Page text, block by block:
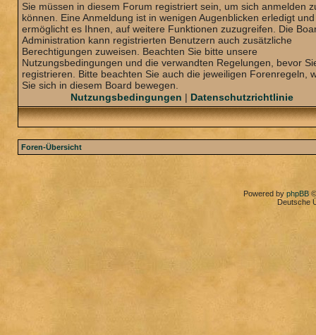
Sie müssen in diesem Forum registriert sein, um sich anmelden
können. Eine Anmeldung ist in wenigen Augenblicken erledigt und
ermöglicht es Ihnen, auf weitere Funktionen zuzugreifen. Die
Administration kann registrierten Benutzern auch zusätzliche
Berechtigungen zuweisen. Beachten Sie bitte unsere
Nutzungsbedingungen und die verwandten Regelungen, bevor
registrieren. Bitte beachten Sie auch die jeweiligen Forenregeln,
Sie sich in diesem Board bewegen.
Nutzungsbedingungen | Datenschutzrichtlinie
Foren-Übersicht
Powered by phpBB
Deutsche